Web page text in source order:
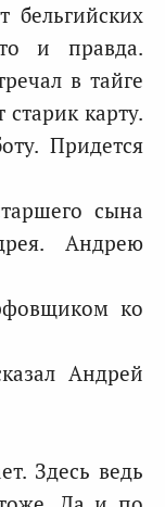
бельгийских
и правда.
в тайге
карту.
Придется
сына
Андрею
ко
Андрей
Здесь ведь